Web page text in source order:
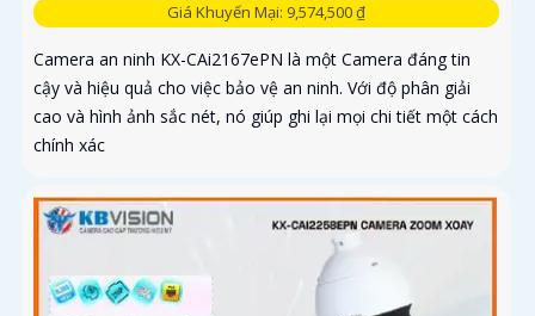
Giá Khuyến Mại: 9,574,500 ₫
Camera an ninh KX-CAi2167ePN là một Camera đáng tin
cậy và hiệu quả cho việc bảo vệ an ninh. Với độ phân giải
cao và hình ảnh sắc nét, nó giúp ghi lại mọi chi tiết một cách
chính xác